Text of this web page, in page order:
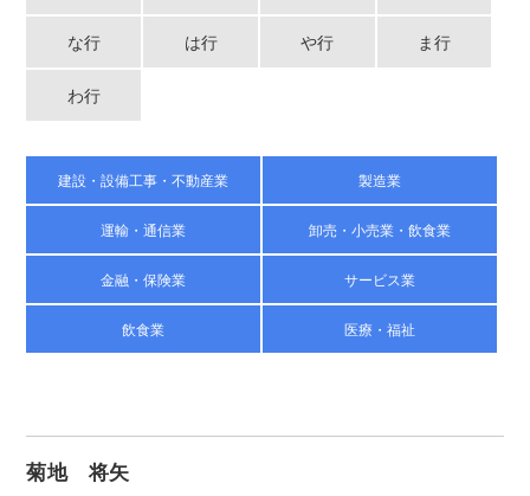
な行 は行 や行 ま行
わ行
建設・設備工事・不動産業 製造業
運輸・通信業 卸売・小売業・飲食業
金融・保険業 サービス業
飲食業 医療・福祉
菊地 将矢